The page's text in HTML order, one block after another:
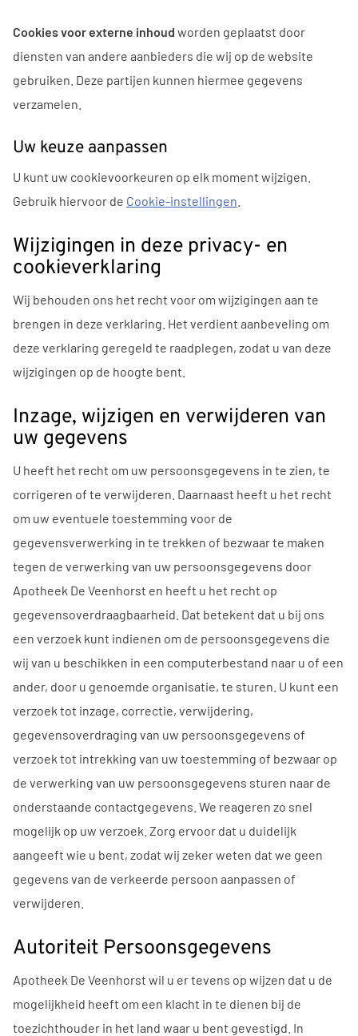
Cookies voor externe inhoud worden geplaatst door
diensten van andere aanbieders die wij op de website
gebruiken. Deze partijen kunnen hiermee gegevens
verzamelen.
Uw keuze aanpassen
U kunt uw cookievoorkeuren op elk moment wijzigen.
Gebruik hiervoor de Cookie-instellingen
Wijzigingen in deze privacy- en
cookieverklaring
Wij behouden ons het recht voor om wijzigingen aan te
brengen in deze verklaring. Het verdient aanbeveling om
deze verklaring geregeld te raadplegen, zodat u van deze
wijzigingen op de hoogte bent.
Inzage, wijzigen en verwijderen van
uw gegevens
U heeft het recht om uw persoonsgegevens in te zien, te
corrigeren of te verwijderen. Daarnaast heeft u het recht
om uw eventuele toestemming voor de
gegevensverwerking in te trekken of bezwaar te maken
tegen de verwerking van uw persoonsgegevens door
Apotheek De Veenhorst en heeft u het recht op
gegevensoverdraagbaarheid. Dat betekent dat u bij ons
een verzoek kunt indienen om de persoonsgegevens die
wij van u beschikken in een computerbestand naar u of een
ander, door u genoemde organisatie, te sturen. U kunt een
verzoek tot inzage, correctie, verwijdering,
gegevensoverdraging van uw persoonsgegevens of
verzoek tot intrekking van uw toestemming of bezwaar op
de verwerking van uw persoonsgegevens sturen naar de
onderstaande contactgegevens. We reageren zo snel
mogelijk op uw verzoek. Zorg ervoor dat u duidelijk
aangeeft wie u bent, zodat wij zeker weten dat we geen
gegevens van de verkeerde persoon aanpassen of
verwijderen.
Autoriteit Persoonsgegevens
Apotheek De Veenhorst wil u er tevens op wijzen dat u de
mogelijkheid heeft om een klacht in te dienen bij de
toezichthouder in het land waar u bent gevestigd. In